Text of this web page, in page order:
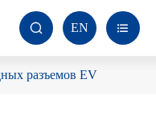
 EN 
разъемов EV